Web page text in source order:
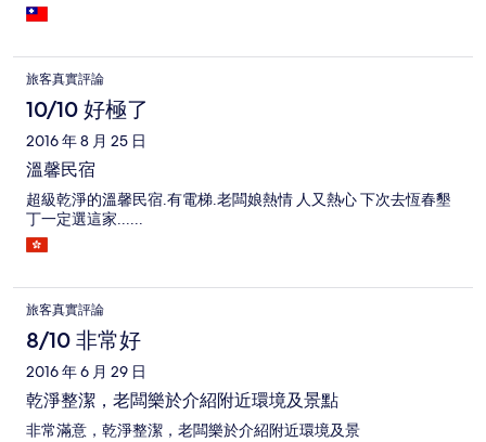
旅客真實評論
10/10 好極了
2016 年 8 月 25 日
溫馨民宿
超級乾淨的溫馨民宿.有電梯.老闆娘熱情 人又熱心 下次去恆春墾
丁一定選這家......
旅客真實評論
8/10 非常好
2016 年 6 月 29 日
乾淨整潔，老闆樂於介紹附近環境及景點
非常滿意，乾淨整潔，老闆樂於介紹附近環境及景